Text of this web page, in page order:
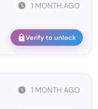
1 MONTH AGO
Verify to unlock
1 MONTH AGO